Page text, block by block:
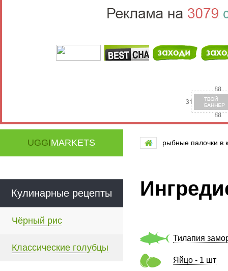
UGGIMARKETS рыбные палочки в
Кулинарные рецепты
Чёрный рис
Классические голубцы
Тилапия
Яйцо - 1 шт